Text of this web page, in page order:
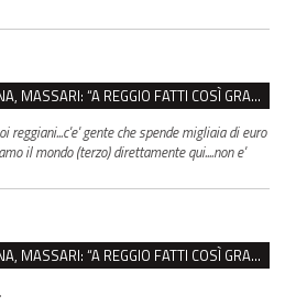
MAXI-RISSA ALLA CANALINA, MASSARI: “A REGGIO FATTI COSÌ GRAVI NON DEVONO TROVARE SPAZIO”
reggiani...c'e' gente che spende migliaia di euro
il mondo (terzo) direttamente qui....non e'
MAXI-RISSA ALLA CANALINA, MASSARI: “A REGGIO FATTI COSÌ GRAVI NON DEVONO TROVARE SPAZIO”